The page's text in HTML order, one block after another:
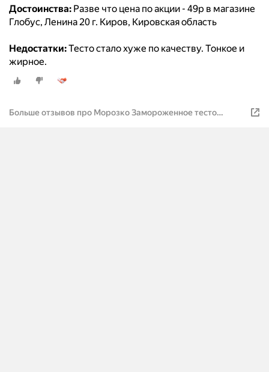
Достоинства: Разве что цена по акции - 49р в магазине
Глобус, Ленина 20 г. Киров, Кировская область
Недостатки:Тесто стало хуже по качеству. Тонкое и
жирное.
Больше отзывов про Морозко Замороженное тесто